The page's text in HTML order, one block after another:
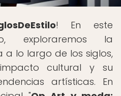
! En este
exploraremos la
a lo largo de los siglos,
cultural y su
artísticas. En